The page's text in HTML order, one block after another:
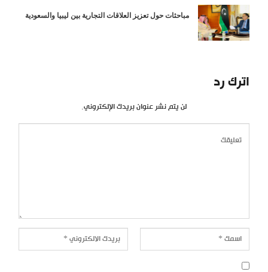
مباحثات حول تعزيز العلاقات التجارية بين ليبيا والسعودية
اترك رد
لن يتم نشر عنوان بريدك الإلكتروني.